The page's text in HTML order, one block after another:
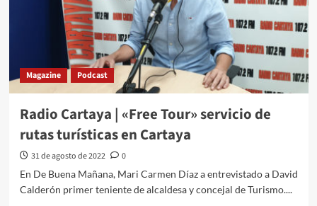
Magazine Podcast
Radio Cartaya | «Free Tour» servicio de
rutas turísticas en Cartaya
31 de agosto de 2022
0
En De Buena Mañana, Mari Carmen Díaz a entrevistado a David
Calderón primer teniente de alcaldesa y concejal de Turismo....